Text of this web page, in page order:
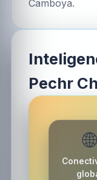
Camboya.
Pechr
🌐